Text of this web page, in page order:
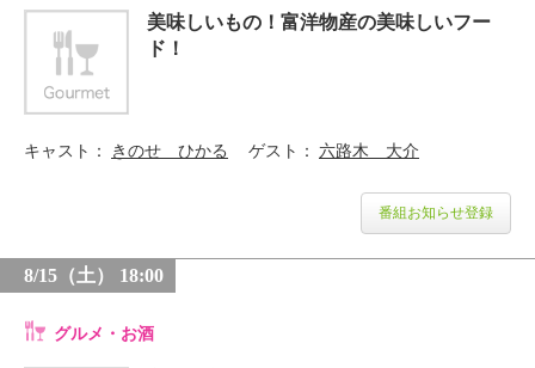
美味しいもの！富洋物産の美味しいフー
ド！
キャスト きのせ ひかる ゲスト 六路木 大介
番組お知らせ登録
8/15（土） 18:00
グルメ・お酒